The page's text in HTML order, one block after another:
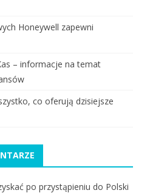
Honeywell zapewni
– informacje na temat
co oferują dzisiejsze
po przystąpieniu do Polski